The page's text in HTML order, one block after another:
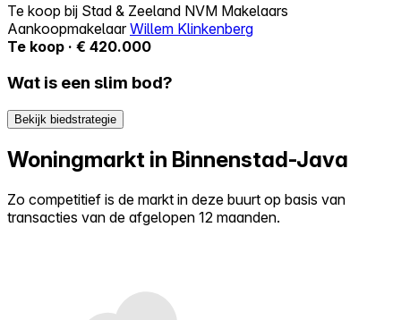
Te koop bij Stad & Zeeland NVM Makelaars
AankoopmakelaarWillem Klinkenberg
Te koop · € 420.000
Wat is een slim bod?
Bekijk biedstrategie
Woningmarkt in Binnenstad-Java
Zo competitief is de markt in deze buurt op basis van
transacties van de afgelopen 12 maanden.